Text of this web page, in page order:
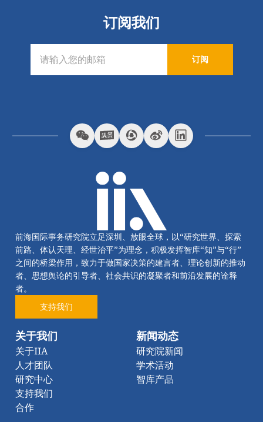
订阅我们
订阅
前海国际事务研究院立足深圳、放眼全球，以“研究世界、探索
前路、体认天理、经世治平”为理念，积极发挥智库“知”与“行”
之间的桥梁作用，致力于做国家决策的建言者、理论创新的推动
者、思想舆论的引导者、社会共识的凝聚者和前沿发展的诠释
者。
支持我们
关于我们
关于IIA
人才团队
研究中心
支持我们
合作
新闻动态
研究院新闻
学术活动
智库产品